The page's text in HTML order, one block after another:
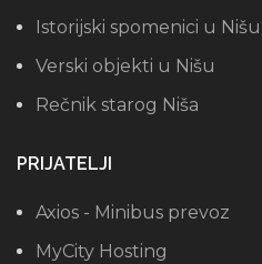
Istorijski spomenici u Nišu
Verski objekti u Nišu
Rečnik starog Niša
PRIJATELJI
Axios - Minibus prevoz
MyCity Hosting